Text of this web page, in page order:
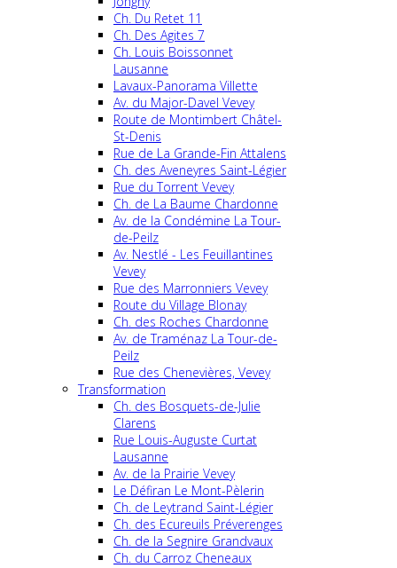
Ch. Du Retet 11
Ch. Des Agites 7
Ch. Louis Boissonnet
Lausanne
Lavaux-Panorama Villette
Av. du Major-Davel Vevey
Route de Montimbert Châtel-
St-Denis
Rue de La Grande-Fin Attalens
Ch. des Aveneyres Saint-Légier
Rue du Torrent Vevey
Ch. de La Baume Chardonne
Av. de la Condémine La Tour-
de-Peilz
Av. Nestlé - Les Feuillantines
Vevey
Rue des Marronniers Vevey
Route du Village Blonay
Ch. des Roches Chardonne
Av. de Traménaz La Tour-de-
Peilz
Rue des Chenevières, Vevey
Transformation
Ch. des Bosquets-de-Julie
Clarens
Rue Louis-Auguste Curtat
Lausanne
Av. de la Prairie Vevey
Le Défiran Le Mont-Pèlerin
Ch. de Leytrand Saint-Légier
Ch. des Ecureuils Préverenges
Ch. de la Segnire Grandvaux
Ch. du Carroz Cheneaux